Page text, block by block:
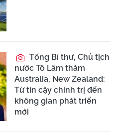
Tổng Bí thư, Chủ tịch
nước Tô Lâm thăm
Australia, New Zealand:
Từ tin cậy chính trị đến
không gian phát triển
mới